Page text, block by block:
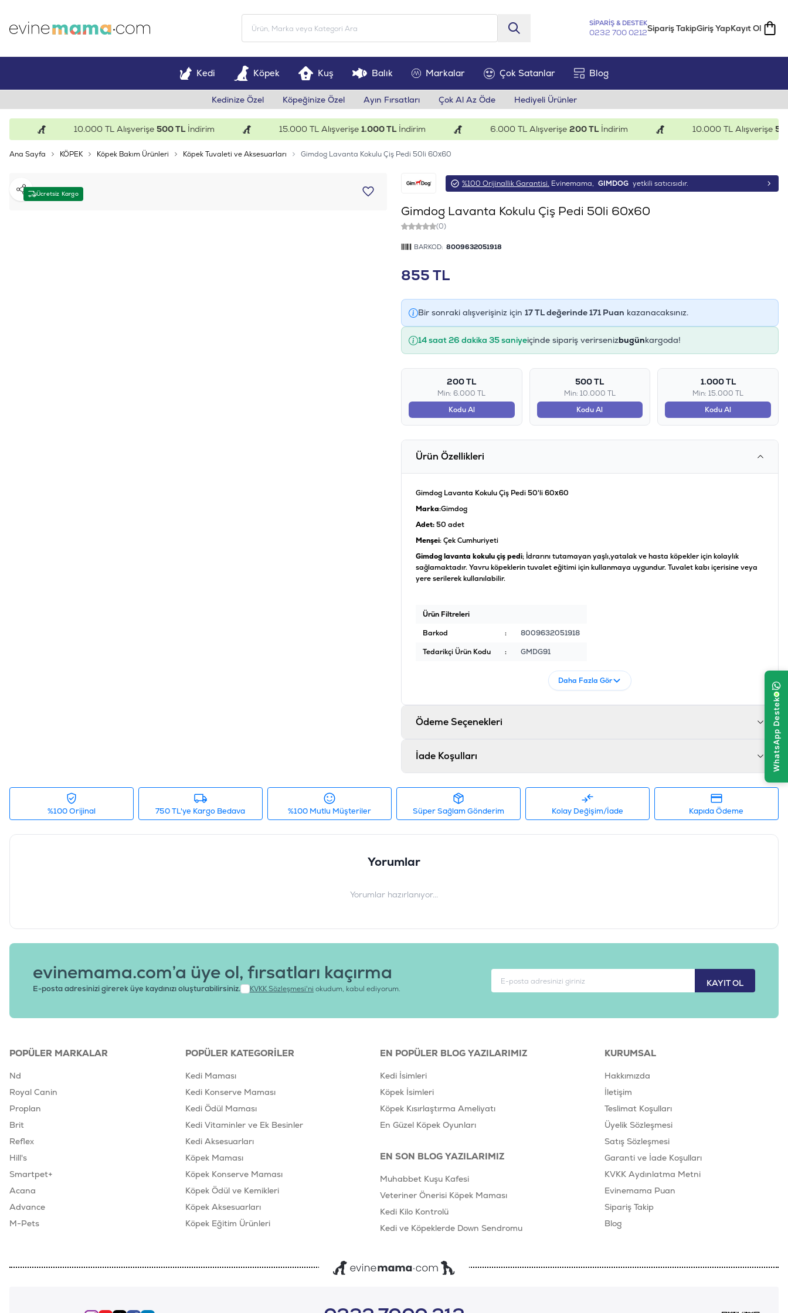
SİPARİŞ & DESTEK
0232 700 0212Sipariş TakipGiriş YapKayıt Ol
Kedi Köpek Kuş Balık Markalar Çok Satanlar Blog
Kedinize Özel Köpeğinize Özel Ayın Fırsatları Çok Al Az Öde Hediyeli Ürünler
10.000 TL Alışverişe500 TLİndirim 15.000 TL Alışverişe1.000 TLİndirim 6.000 TL Alışverişe200 TLİndirim 10.000 TL Alışverişe500 TL
Ana Sayfa KÖPEK Köpek Bakım Ürünleri Köpek Tuvaleti ve Aksesuarları Gimdog Lavanta Kokulu Çiş Pedi 50li 60x60
Ücretsiz Kargo
Paylaş
%100 Orijinallik Garantisi. Evinemama, GIMDOG yetkili satıcısıdır.
Gimdog Lavanta Kokulu Çiş Pedi 50li 60x60
(0)
BARKOD: 8009632051918
855TL
Bir sonraki alışverişiniz için 17TL değerinde171Puan kazanacaksınız.
14 saat 26 dakika 34 saniyeiçinde sipariş verirsenizbugünkargoda!
200 TL
Min: 6.000 TL
Kodu Al
500 TL
Min: 10.000 TL
Kodu Al
1.000 TL
Min: 15.000 TL
Kodu Al
Ürün Özellikleri
Gimdog Lavanta Kokulu Çiş Pedi 50'li 60x60
Marka:Gimdog
Adet:50 adet
Menşei: Çek Cumhuriyeti
Gimdog lavanta kokulu çiş pedi; İdrarını tutamayan yaşlı,yatalak ve hasta köpekler için kolaylık
sağlamaktadır. Yavru köpeklerin tuvalet eğitimi için kullanmaya uygundur. Tuvalet kabı içerisine veya
yere serilerek kullanılabilir.
Ürün Filtreleri
Barkod
:
8009632051918
Tedarikçi Ürün Kodu
: GMDG91
Daha Fazla Gör
Ödeme Seçenekleri
İade Koşulları
%100 Orijinal 750 TL'ye Kargo Bedava %100 Mutlu Müşteriler Süper Sağlam Gönderim Kolay Değişim/İade Kapıda Ödeme
Yorumlar
Yorumlar hazırlanıyor...
KAYIT OL
evinemama.com’a üye ol, fırsatları kaçırma
E-posta adresinizi girerek üye kaydınızı oluşturabilirsiniz. KVKK Sözleşmesi'ni okudum, kabul ediyorum.
POPÜLER MARKALAR
Nd
Royal Canin
Proplan
Brit
Reflex
Hill's
Smartpet+
Acana
Advance
M-Pets
POPÜLER KATEGORILER
Kedi Maması
Kedi Konserve Maması
Kedi Ödül Maması
Kedi Vitaminler ve Ek Besinler
Kedi Aksesuarları
Köpek Maması
Köpek Konserve Maması
Köpek Ödül ve Kemikleri
Köpek Aksesuarları
Köpek Eğitim Ürünleri
EN POPÜLER BLOG YAZILARIMIZ
Kedi İsimleri
Köpek İsimleri
Köpek Kısırlaştırma Ameliyatı
En Güzel Köpek Oyunları
EN SON BLOG YAZILARIMIZ
Muhabbet Kuşu Kafesi
Veteriner Önerisi Köpek Maması
Kedi Kilo Kontrolü
Kedi ve Köpeklerde Down Sendromu
KURUMSAL
Hakkımızda
İletişim
Teslimat Koşulları
Üyelik Sözleşmesi
Satış Sözleşmesi
Garanti ve İade Koşulları
KVKK Aydınlatma Metni
Evinemama Puan
Sipariş Takip
Blog